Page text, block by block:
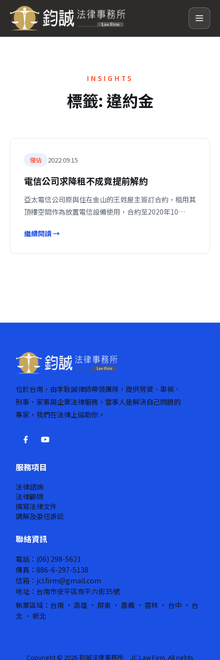
INSIGHTS
標籤:違約金
侵佔 2022.09.15
電信公司求降租不成竟提前解約
亞太電信公司原與住在金山的王姓屋主簽訂合約，租用其
頂樓空間作為放置電信設備使用，合約至2020年10…
繼續閱讀 →
位於台南，由李耿誠律師帶領團隊，提供勞資、車禍、
刑事、家事與企業法律服務。當事人是解決自己問題的
專家，我們在法律上協助你。
服務項目
法律諮詢
法律顧問
撰寫法律文件
調解及委任訴訟
聯絡資訊
電話：(06) 298-5621
傳真：886-6-297-5138
信箱：jcl.firm@gmail.com
地址：台南市安平區育平六街35號
執業區域：台南 · 高雄 · 屏東 · 嘉義 · 雲林 · 台中 · 台
北 · 新北
Copyright © 2026 鈞誠法律事務所 JC Law Firm. All rights